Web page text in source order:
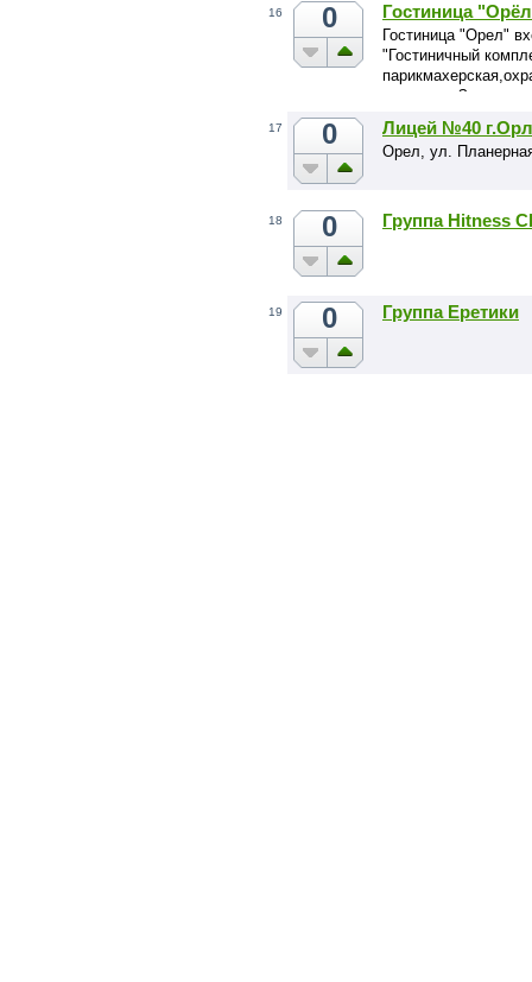
16 0 Гостиница
Гостиница "Орел"
"Гостиничный
хранения. За
разнообразие
Мы обслуживаем
17 0 Лицей №40
Орел, ул.
18 0 Группа Hitness
19 0 Группа Еретики